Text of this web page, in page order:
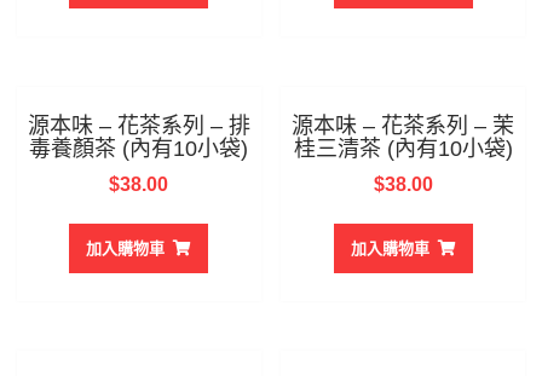
源本味 – 花茶系列 – 排
毒養顏茶 (內有10小袋)
$38.00
加入購物車
源本味 – 花茶系列 – 茉
桂三清茶 (內有10小袋)
$38.00
加入購物車